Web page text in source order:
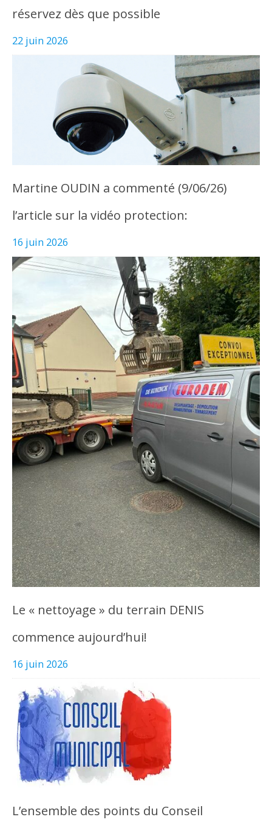
réservez dès que possible
22 juin 2026
Martine OUDIN a commenté (9/06/26)
l’article sur la vidéo protection:
16 juin 2026
Le « nettoyage » du terrain DENIS
commence aujourd’hui!
16 juin 2026
L’ensemble des points du Conseil